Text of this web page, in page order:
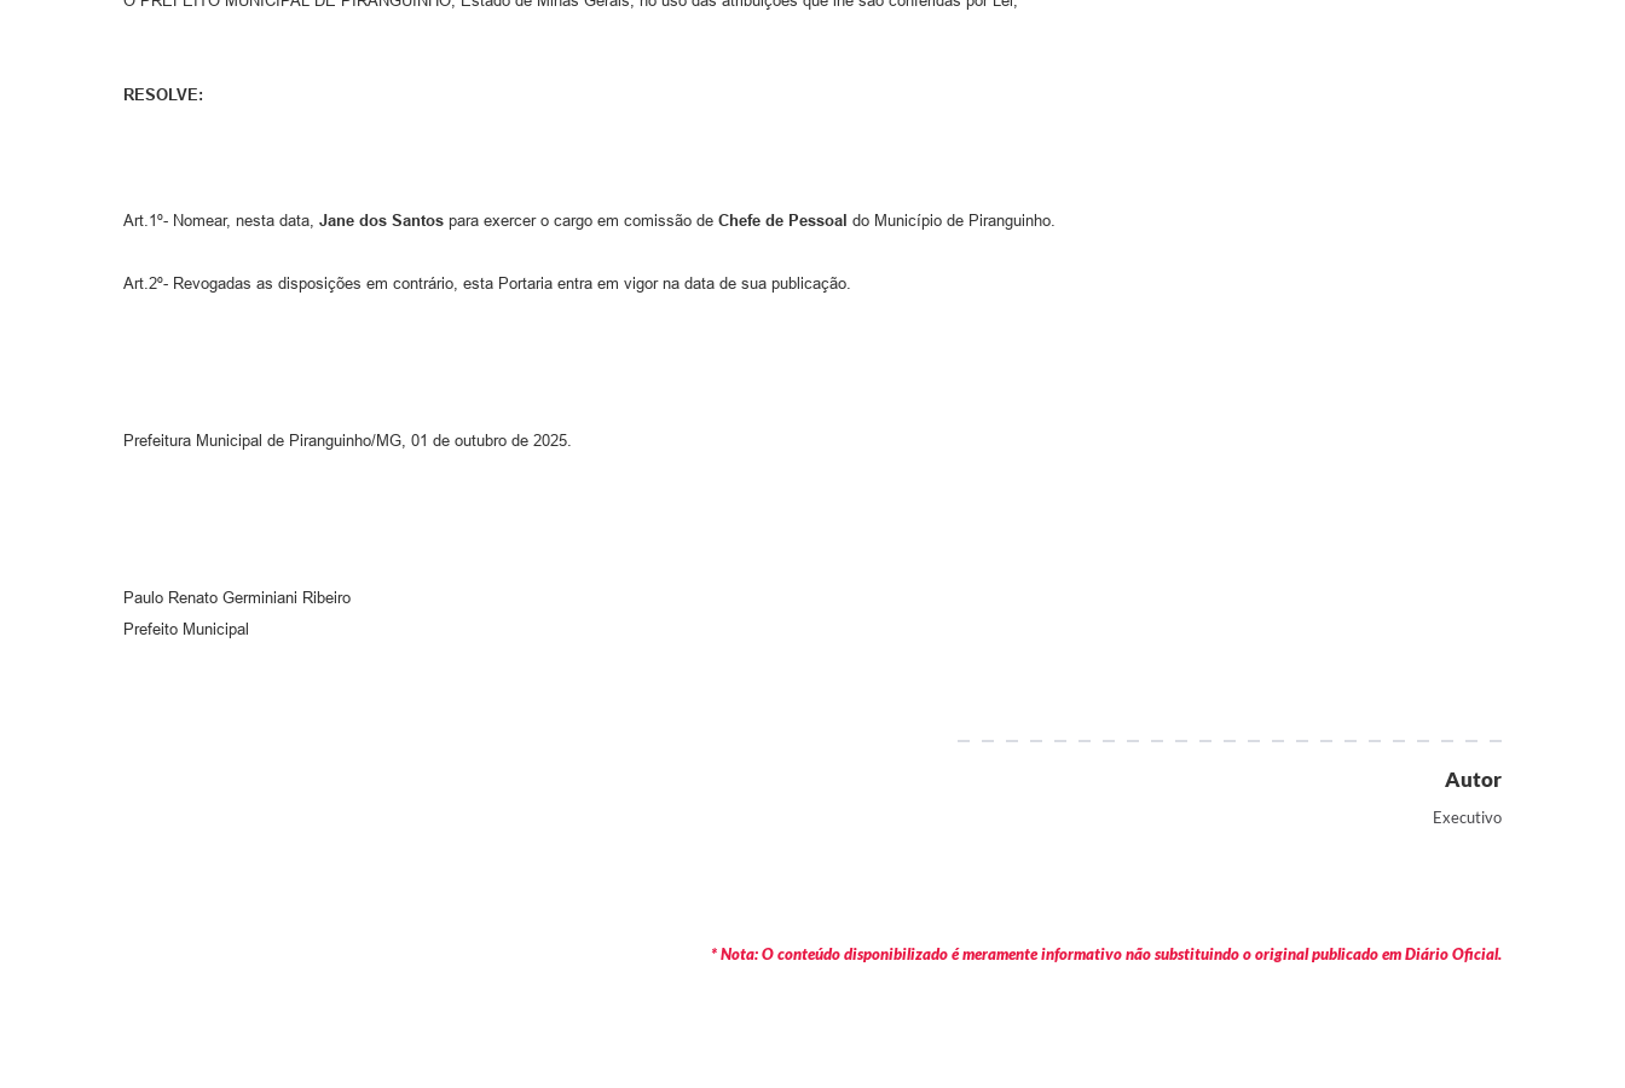
RESOLVE:
Art.1º- Nomear, nesta data, Jane dos Santos para exercer o cargo em comissão de Chefe de Pessoal do Município de Piranguinho.
Art.2º- Revogadas as disposições em contrário, esta Portaria entra em vigor na data de sua publicação.
Prefeitura Municipal de Piranguinho/MG, 01 de outubro de 2025.
Paulo Renato Germiniani Ribeiro
Prefeito Municipal
Autor
Executivo
* Nota: O conteúdo disponibilizado é meramente informativo não substituindo o original publicado em Diário Oficial.